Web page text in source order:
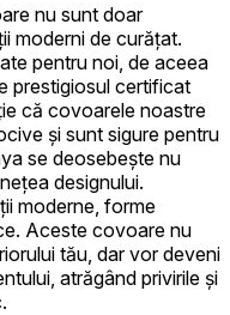
nu sunt doar
moderni de curățat.
pentru noi, de aceea
prestigiosul certificat
că covoarele noastre
și sunt sigure pentru
se deosebește nu
designului.
moderne, forme
Aceste covoare nu
tău, dar vor deveni
atrăgând privirile și